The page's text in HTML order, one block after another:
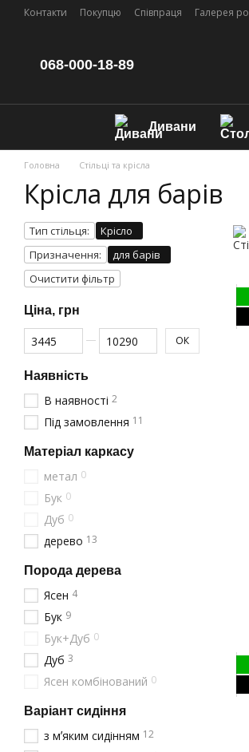
Перейти до основного контенту
Контакти Покупцю Співпраця Галерея
068-000-18-89
Дивани
Головна Стільці та крісла
Крісла для барів
Тип стільця:
Крісло
Призначення:
для барів
Очистити фільтр
Ціна, грн
Від Ціна, грн
До Ціна, грн ОК
Наявність
В наявності 2
Під замовлення 11
Матеріал каркасу
метал 0
Бук 0
Дуб 0
дерево 13
Порода дерева
Ясен 4
Бук 9
Бук+Дуб 0
Дуб 3
Ясен комбінований 0
Варіант сидіння
з мʼяким сидінням 12